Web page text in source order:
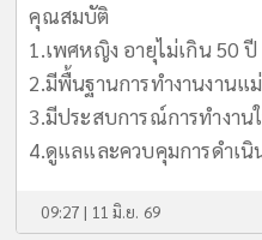
คุณสมบัติ
1.เพศหญิง อายุไม่เกิน 50 ปี
2.มีพื้นฐานการทำงานงาน
3.มีประสบการณ์การทำงาน
4.ดูแลและควบคุมการดำเนิ
09:27 | 11 มิ.ย. 69